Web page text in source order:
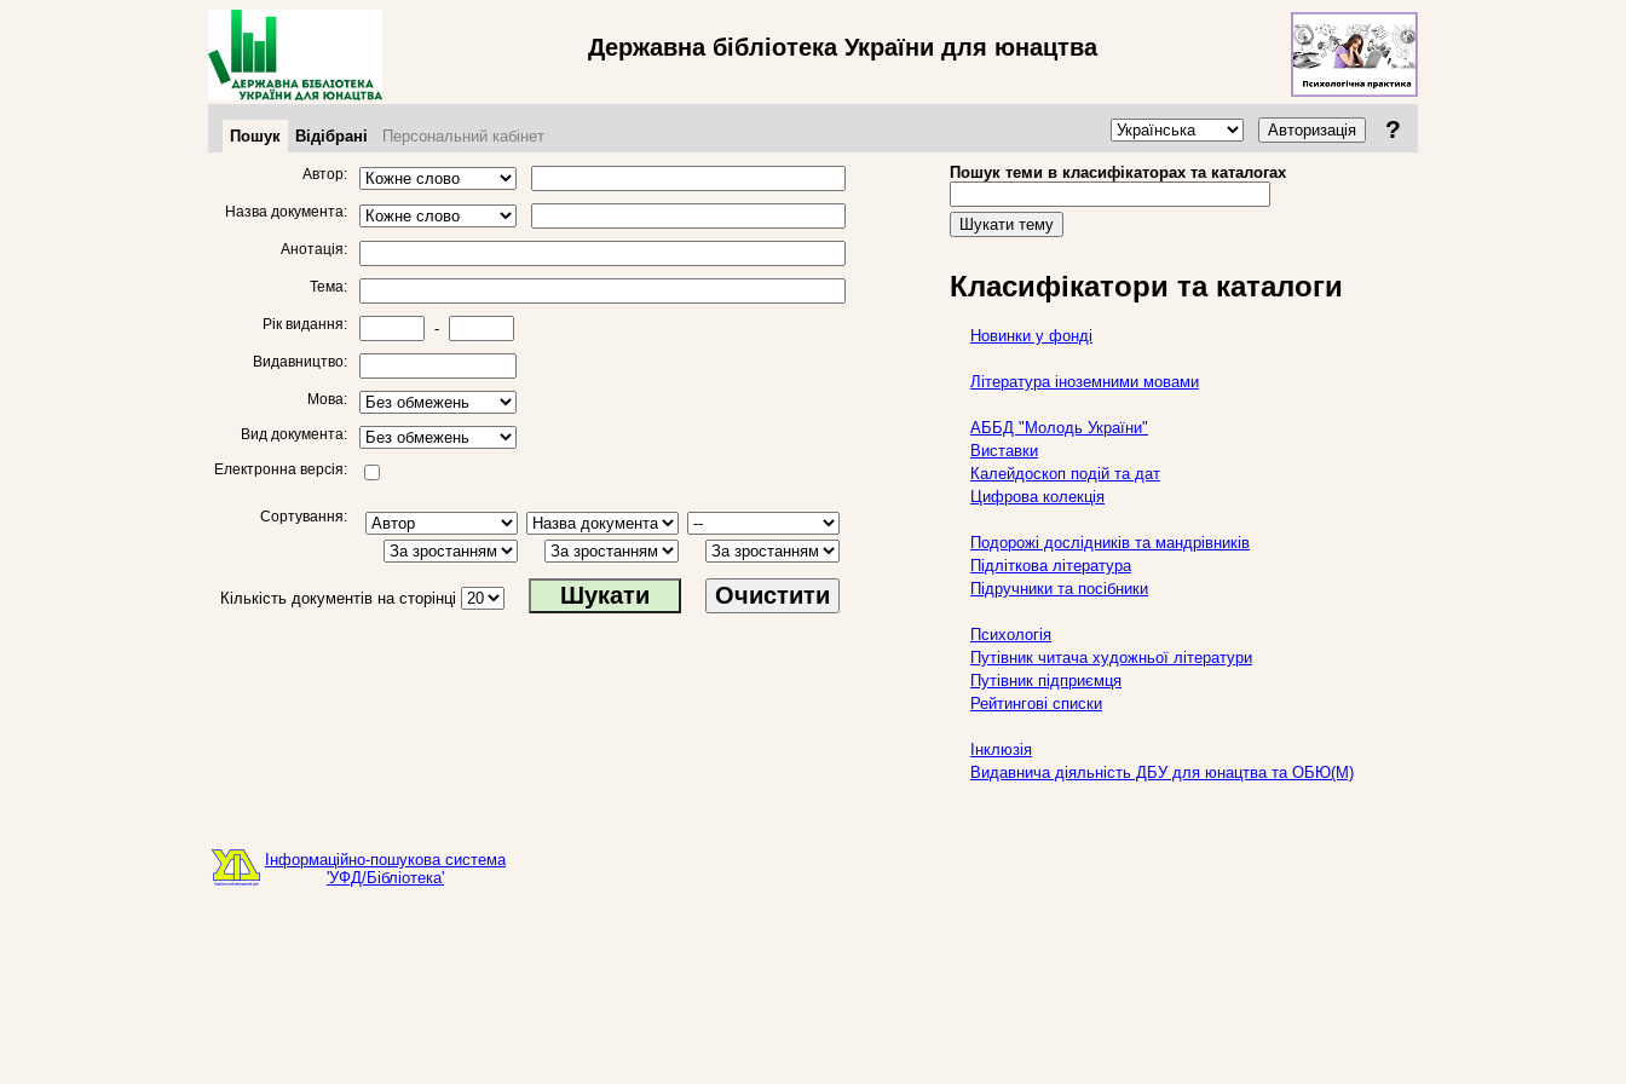
Державна бібліотека України для юнацтва
Пошук Відібрані Персональний кабінет Авторизація ?
Автор:
Назва документа:
Анотація:
Тема:
Рік видання: -
Видавництво:
Мова:
Вид документа:
Електронна версія:
Сортування:
Кількість документів на сторінці Очистити
Пошук теми в класифікаторах та каталогах
Шукати тему
Класифікатори та каталоги
Новинки у фонді
Література іноземними мовами
АББД "Молодь України"
Виставки
Калейдоскоп подій та дат
Цифрова колекція
Подорожі дослідників та мандрівників
Підліткова література
Підручники та посібники
Психологія
Путівник читача художньої літератури
Путівник підприємця
Рейтингові списки
Інклюзія
Видавнича діяльність ДБУ для юнацтва та ОБЮ(М)
Інформаційно-пошукова система
'УФД/Бібліотека'